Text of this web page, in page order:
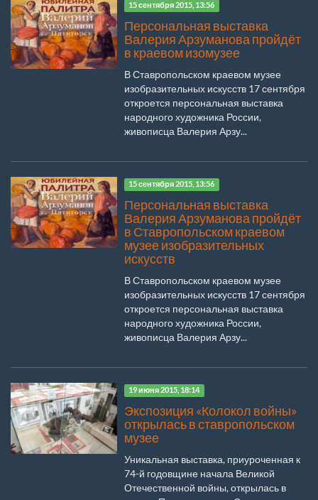
15 сентября 2015, 13:56
Персональная выставка
Валерия Арзуманова пройдёт
в краевом изомузее
В Ставропольском краевом музее
изобразительных искусств 17 сентября
откроется персональная выставка
народного художника России,
живописца Валерия Арзу...
15 сентября 2015, 13:56
Персональная выставка
Валерия Арзуманова пройдёт
в Ставропольском краевом
музее изобразительных
искусств
В Ставропольском краевом музее
изобразительных искусств 17 сентября
откроется персональная выставка
народного художника России,
живописца Валерия Арзу...
19 июня 2015, 18:14
Экспозиция «Колокол войны»
открылась в ставропольском
музее
Уникальная выставка, приуроченная к
74-й годовщине начала Великой
Отечественной войны, открылась в